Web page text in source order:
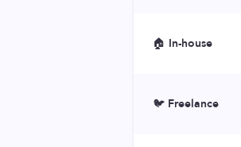
🏠 In-house
🐦 Freelance